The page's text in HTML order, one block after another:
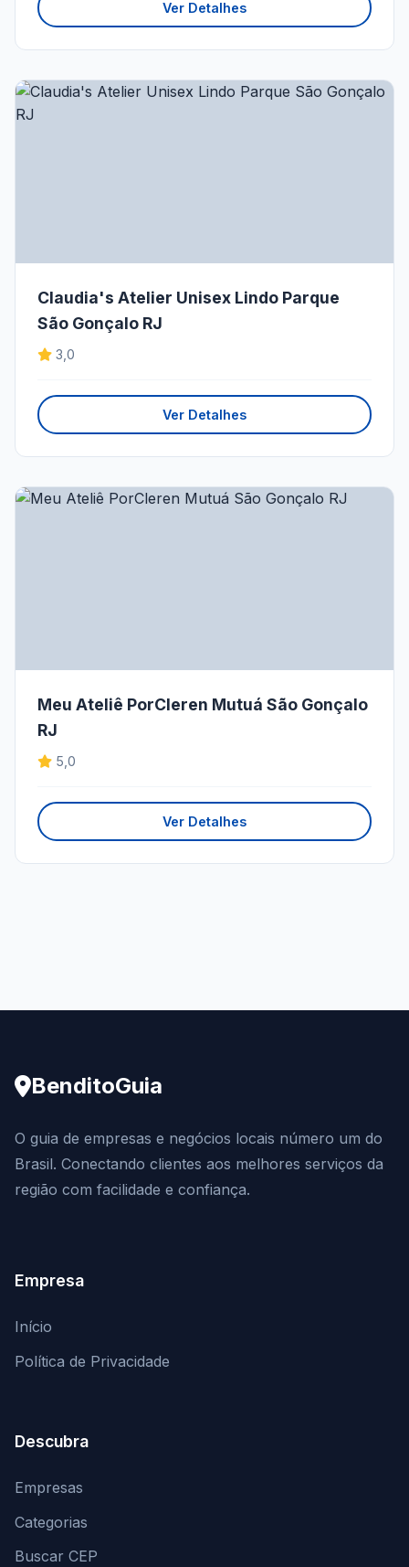
Ver Detalhes
Claudia's Atelier Unisex Lindo Parque
São Gonçalo RJ
3,0
Ver Detalhes
Meu Ateliê PorCleren Mutuá São Gonçalo
RJ
5,0
Ver Detalhes
BenditoGuia
O guia de empresas e negócios locais número um do
Brasil. Conectando clientes aos melhores serviços da
região com facilidade e confiança.
Empresa
Início
Política de Privacidade
Descubra
Empresas
Categorias
Buscar CEP